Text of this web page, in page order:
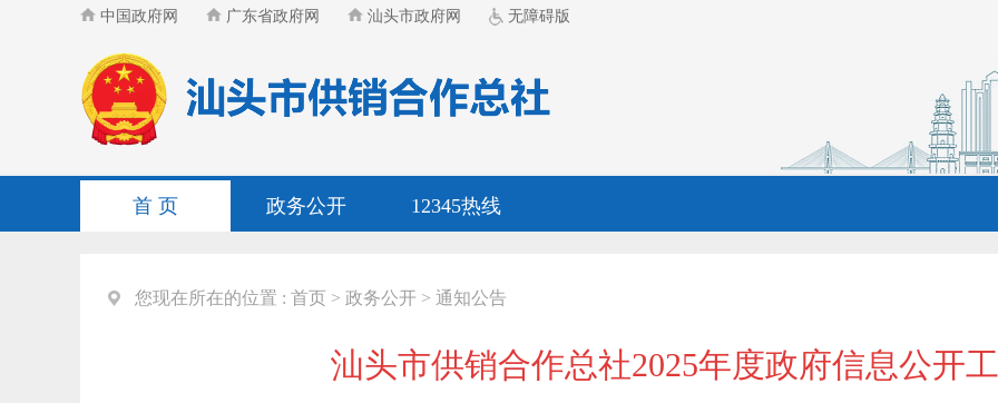
中国政府网 广东省政府网 汕头市政府网 无障碍版
首 页 政务公开 12345热线
您现在所在的位置 : 首页 > 政务公开 > 通知公告
汕头市供销合作总社2025年度政府信息公开